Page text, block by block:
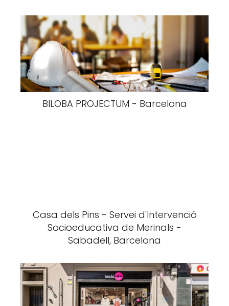
BILOBA PROJECTUM - Barcelona
Casa dels Pins - Servei d'Intervenció
Socioeducativa de Merinals -
Sabadell, Barcelona